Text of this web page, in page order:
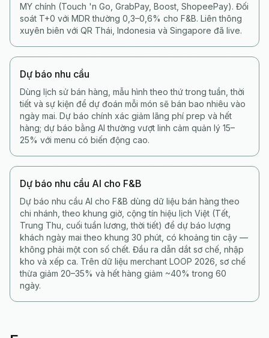
MY chính (Touch 'n Go, GrabPay, Boost, ShopeePay). Đối
soát T+0 với MDR thường 0,3–0,6% cho F&B. Liên thông
xuyên biên với QR Thái, Indonesia và Singapore đã live.
Dự báo nhu cầu
Dùng lịch sử bán hàng, mẫu hình theo thứ trong tuần, thời
tiết và sự kiện để dự đoán mỗi món sẽ bán bao nhiêu vào
ngày mai. Dự báo chính xác giảm lãng phí prep và hết
hàng; dự báo bằng AI thường vượt linh cảm quản lý 15–
25% với menu có biến động cao.
Dự báo nhu cầu AI cho F&B
Dự báo nhu cầu AI cho F&B dùng dữ liệu bán hàng theo
chi nhánh, theo khung giờ, cộng tín hiệu lịch Việt (Tết,
Trung Thu, cuối tuần lương, thời tiết) để dự báo lượng
khách ngày mai theo khung 30 phút, có khoảng tin cậy —
không phải một con số chết. Đầu ra dẫn dắt sơ chế, nhập
kho và xếp ca. Trên dữ liệu merchant LOOP 2026, sơ chế
thừa giảm 20–35% và hết hàng giảm ~40% trong 60
ngày.